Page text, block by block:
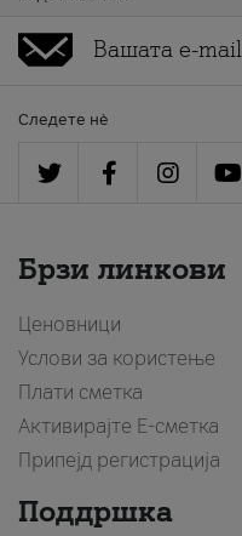
Следете нè
Брзи линкови
Ценовници
Услови за користење
Плати сметка
Активирајте Е-сметка
Припејд регистрација
Поддршка